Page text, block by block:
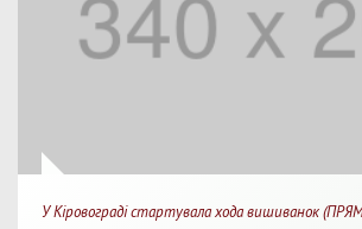
У Кіровограді стартувала хода вишиванок